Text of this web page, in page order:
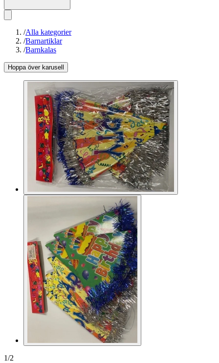
/Alla kategorier
/Barnartiklar
/Barnkalas
Hoppa över karusell
1/2